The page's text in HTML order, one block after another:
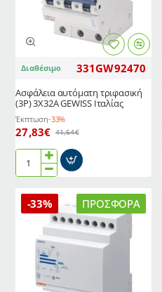
Ιταλίας
Διαθέσιμο 331GW92470
Ασφάλεια αυτόματη τριφασική
(3P) 3X32A GEWISS Ιταλίας
Έκπτωση-33%
27,83€ 41,54€
Ασφάλεια
τριφασική
(3P)
GEWISS
Ιταλίας
ΠΡΟΣΦΟΡΆ
-33%